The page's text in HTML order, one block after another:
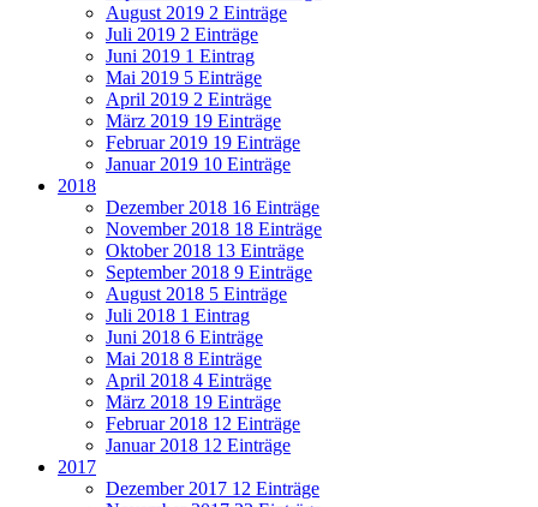
August 2019 2 Einträge
Juli 2019 2 Einträge
Juni 2019 1 Eintrag
Mai 2019 5 Einträge
April 2019 2 Einträge
März 2019 19 Einträge
Februar 2019 19 Einträge
Januar 2019 10 Einträge
2018
Dezember 2018 16 Einträge
November 2018 18 Einträge
Oktober 2018 13 Einträge
September 2018 9 Einträge
August 2018 5 Einträge
Juli 2018 1 Eintrag
Juni 2018 6 Einträge
Mai 2018 8 Einträge
April 2018 4 Einträge
März 2018 19 Einträge
Februar 2018 12 Einträge
Januar 2018 12 Einträge
2017
Dezember 2017 12 Einträge